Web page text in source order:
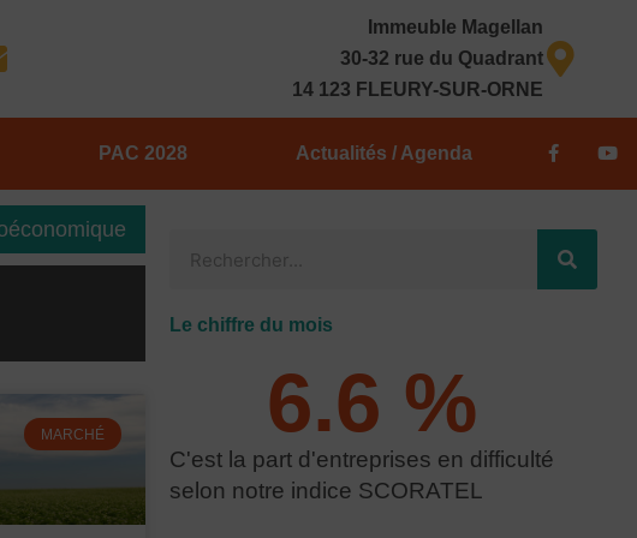
Immeuble Magellan
30-32 rue du Quadrant
14 123 FLEURY-SUR-ORNE
PAC 2028 Actualités / Agenda
F
a
o
o
k
-
Y
o
MARCHÉ
h
h
e
Le chiffre du mois
C'est la part d'entreprises en difficulté
selon notre indice SCORATEL
6.6 %